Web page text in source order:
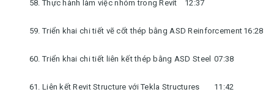
58. Thực hành làm việc nhóm trong Revit 12:37
59. Triển khai chi tiết vẽ cốt thép bằng ASD Reinforcement 16:28
60. Triển khai chi tiết liên kết thép bằng ASD Steel 07:38
61. Liên kết Revit Structure với Tekla Structures 11:42